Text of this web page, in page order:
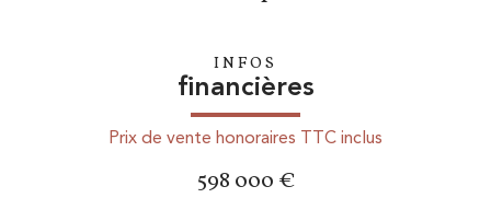
INFOS
financières
Prix de vente honoraires TTC inclus
598 000 €